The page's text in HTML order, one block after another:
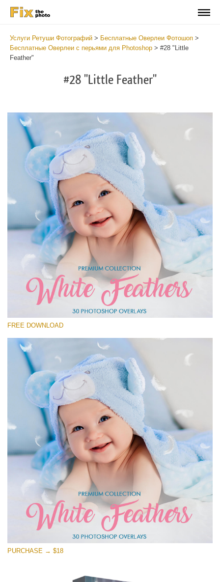
Услуги Ретуши Фотографий > Бесплатные Оверлеи Фотошоп >
Бесплатные Оверлеи с перьями для Photoshop > #28 "Little
Feather"
#28 "Little Feather"
Выберите Вариант
Free Feather Overlay #28
Small 800*600px
White Feathers
(30 Overlays)
Fairy Tale (344 Overlays)
Large 6000*4000px
Entire Collection
(1783 Overlays)
Large 6000*4000px
Скачать Бесплатно
FREE DOWNLOAD
PURCHASE → $18